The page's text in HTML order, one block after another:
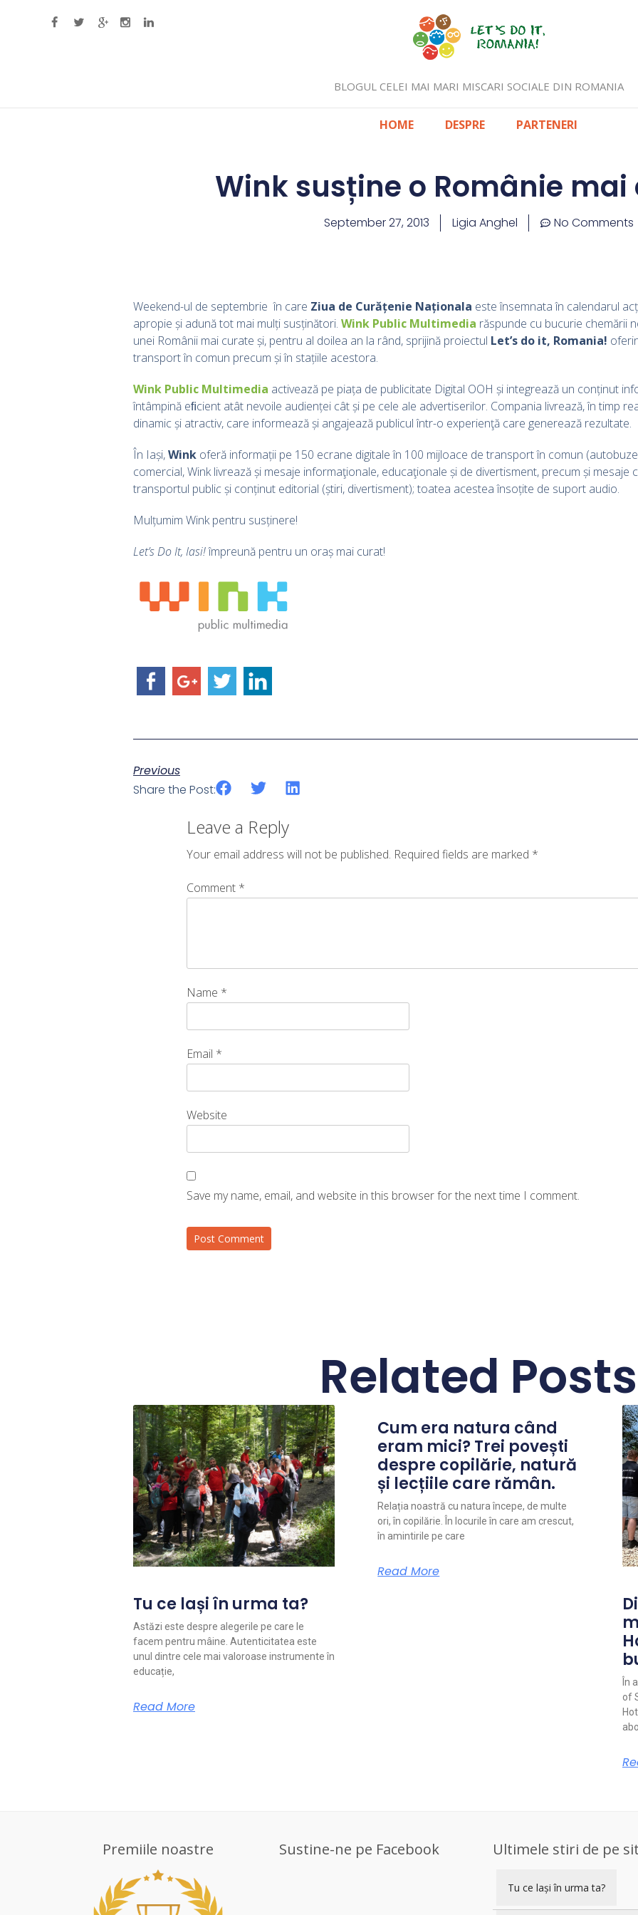
BLOGUL CELEI MAI MARI MISCARI SOCIALE DIN ROMANIA
HOME DESPRE PARTENERI
Wink susține o Românie
September 27, 2013 Ligia Anghel No Comments
Weekend-ul de septembrie în care Ziua de Curățenie Naționala este însemnata în calendarul
apropie și adună tot mai mulți susținători. Wink Public Multimedia răspunde cu bucurie chemării
unei Românii mai curate și, pentru al doilea an la rând, sprijină proiectul Let’s do it, Romania!
transport în comun precum și în stațiile acestora.
Wink Public Multimedia activează pe piața de publicitate Digital OOH și integrează un conținut
întâmpină eﬁcient atât nevoile audienței cât și pe cele ale advertiserilor. Compania livrează, în timp
dinamic și atractiv, care informează și angajează publicul într-o experienţă care generează rezultate.
În Iași,Wink oferă informații pe 150 ecrane digitale în 100 mijloace de transport în comun
comercial, Wink livrează și mesaje informaţionale, educaţionale și de divertisment, precum și
transportul public și conținut editorial (știri, divertisment); toatea acestea însoțite de suport audio.
Mulțumim Wink pentru susținere!
Let’s Do It, Iasi!împreună pentru un oraș mai curat!
Previous
Share the Post:
Leave a Reply
Your email address will not be published. Required fields are marked *
Comment *
Name *
Email *
Website
Save my name, email, and website in this browser for the next time I comment.
Related Posts
Tu ce lași în urma ta?
Astăzi este despre alegerile pe care le
facem pentru mâine. Autenticitatea este
unul dintre cele mai valoroase instrumente în
educație,
Read More
Cum era natura când
eram mici? Trei povești
despre copilărie, natură
și lecțiile care rămân.
Relația noastră cu natura începe, de multe
ori, în copilărie. În locurile în care am crescut,
în amintirile pe care
Read More
În
of
Premiile noastre Sustine-ne pe Facebook Ultimele stiri de pe
Tu ce lași în urma ta?